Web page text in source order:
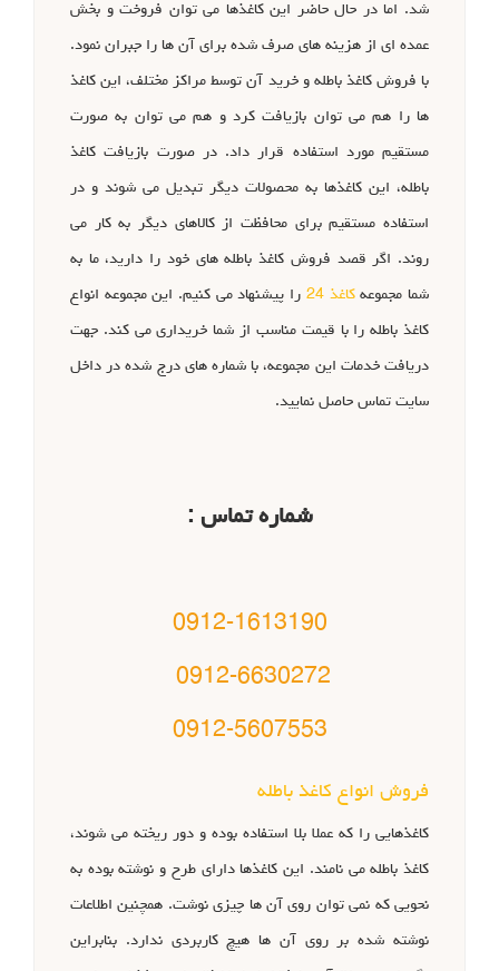
شد. اما در حال حاضر این کاغذها می توان فروخت و بخش
عمده ای از هزینه های صرف شده برای آن ها را جبران نمود.
با فروش کاغذ باطله و خرید آن توسط مراکز مختلف، این کاغذ
ها را هم می توان بازیافت کرد و هم می توان به صورت
مستقیم مورد استفاده قرار داد. در صورت بازیافت کاغذ
باطله، این کاغذها به محصولات دیگر تبدیل می شوند و در
استفاده مستقیم برای محافظت از کالاهای دیگر به کار می
روند. اگر قصد فروش کاغذ باطله های خود را دارید، ما به
شما مجموعهکاغذ 24
را پیشنهاد می کنیم. این مجموعه انواع
کاغذ باطله را با قیمت مناسب از شما خریداری می کند. جهت
دریافت خدمات این مجموعه، با شماره های درج شده در داخل
سایت تماس حاصل نمایید.
شماره تماس :
0912-1613190
0912-6630272
0912-5607553
فروش انواع کاغذ باطله
کاغذهایی را که عملا بلا استفاده بوده و دور ریخته می شوند،
کاغذ باطله می نامند. این کاغذها دارای طرح و نوشته بوده به
نحویی که نمی توان روی آن ها چیزی نوشت. همچنین اطلاعات
نوشته شده بر روی آن ها هیچ کاربردی ندارد. بنابراین